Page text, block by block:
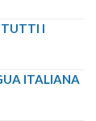
TUTTI I
ITALIANA